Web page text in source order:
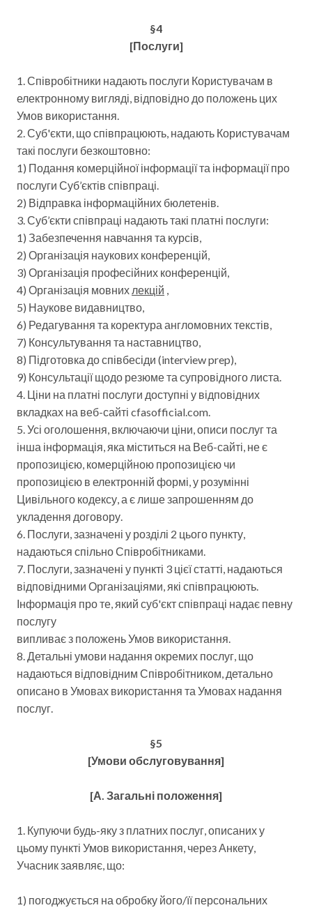
§4
[Послуги]
1. Співробітники надають послуги Користувачам в
електронному вигляді, відповідно до положень цих
Умов використання.
2. Суб'єкти, що співпрацюють, надають Користувачам
такі послуги безкоштовно:
1) Подання комерційної інформації та інформації про
послуги Суб’єктів співпраці.
2) Відправка інформаційних бюлетенів.
3. Суб’єкти співпраці надають такі платні послуги:
1) Забезпечення навчання та курсів,
2) Організація наукових конференцій,
3) Організація професійних конференцій,
4) Організація мовних лекцій ,
5) Наукове видавництво,
6) Редагування та коректура англомовних текстів,
7) Консультування та наставництво,
8) Підготовка до співбесіди (interview prep),
9) Консультації щодо резюме та супровідного листа.
4. Ціни на платні послуги доступні у відповідних
вкладках на веб-сайті cfasofficial.com.
5. Усі оголошення, включаючи ціни, описи послуг та
інша інформація, яка міститься на Веб-сайті, не є
пропозицією, комерційною пропозицією чи
пропозицією в електронній формі, у розумінні
Цивільного кодексу, а є лише запрошенням до
укладення договору.
6. Послуги, зазначені у розділі 2 цього пункту,
надаються спільно Співробітниками.
7. Послуги, зазначені у пункті 3 цієї статті, надаються
відповідними Організаціями, які співпрацюють.
Інформація про те, який суб'єкт співпраці надає певну
послугу
випливає з положень Умов використання.
8. Детальні умови надання окремих послуг, що
надаються відповідним Співробітником, детально
описано в Умовах використання та Умовах надання
послуг.
§5
[Умови обслуговування]
[А. Загальні положення]
1. Купуючи будь-яку з платних послуг, описаних у
цьому пункті Умов використання, через Анкету,
Учасник заявляє, що:
1) погоджується на обробку його/її персональних